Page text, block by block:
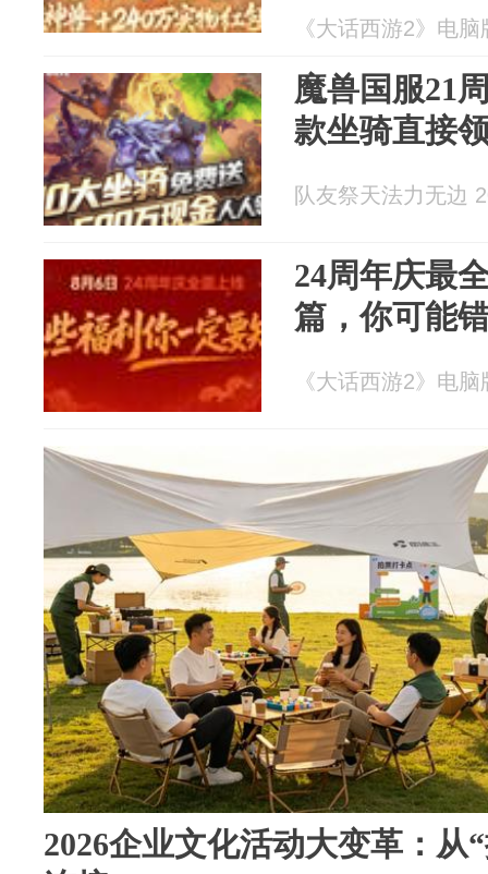
《大话西游2》电
魔兽国服21
款坐骑直接
队友祭天法力无边
24周年庆最
篇，你可能
《大话西游2》电
2026企业文化活动大变革：从